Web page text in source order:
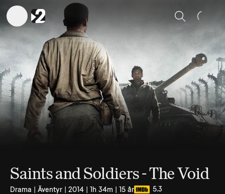
Sök
Saints and Soldiers - The Void
Drama | Äventyr | 2014 | 1h 34m | 15 år 5.3